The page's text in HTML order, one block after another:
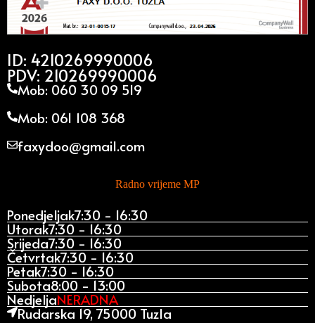
ID: 4210269990006
PDV: 210269990006
Mob: 060 30 09 519
Mob: 061 108 368
faxydoo@gmail.com
Radno vrijeme MP
Ponedjeljak7:30 - 16:30
Utorak7:30 - 16:30
Srijeda7:30 - 16:30
Četvrtak7:30 - 16:30
Petak7:30 - 16:30
Subota8:00 - 13:00
NedjeljaNERADNA
Rudarska 19, 75000 Tuzla